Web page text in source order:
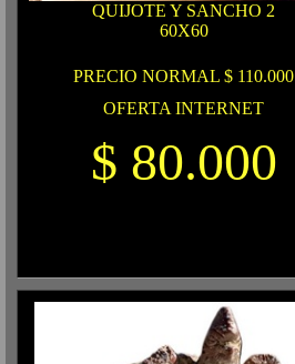
QUIJOTE Y SANCHO 2
60X60
PRECIO NORMAL $ 110.000
OFERTA INTERNET
$ 80.000